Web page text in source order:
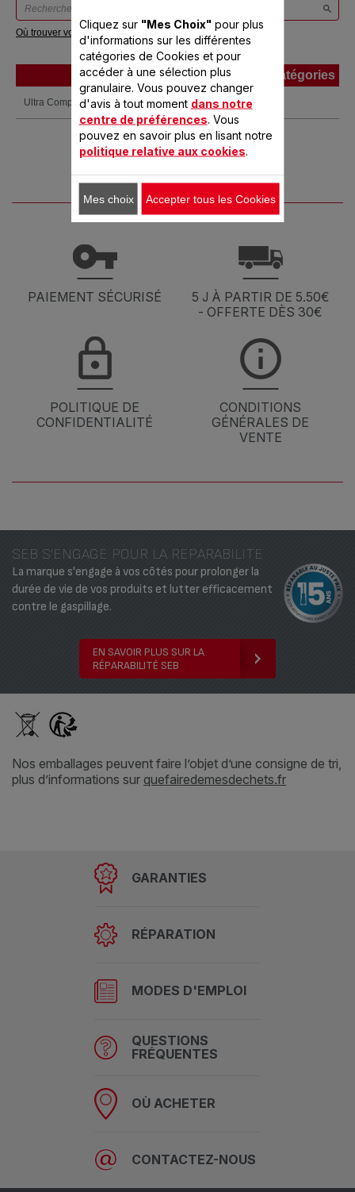
Où trouver votre référence ?
Produits Références
Catégories
Produits
Références
Ultra Compact TL210101
PAIEMENT SÉCURISÉ
5 J À PARTIR DE 5.50€
- OFFERTE DÈS 30€
POLITIQUE DE
CONFIDENTIALITÉ
CONDITIONS
GÉNÉRALES DE
VENTE
SEB S'ENGAGE POUR LA REPARABILITE
La marque s'engage à vos côtés pour prolonger la
durée de vie de vos produits et lutter efficacement
contre le gaspillage.
EN SAVOIR PLUS SUR LA
RÉPARABILITÉ SEB
Nos emballages peuvent faire l’objet d’une consigne de tri,
plus d’informations sur quefairedemesdechets.fr
GARANTIES
RÉPARATION
MODES D'EMPLOI
QUESTIONS
FRÉQUENTES
OÙ ACHETER
CONTACTEZ-NOUS
Cliquez sur "Mes Choix" pour plus
d'informations sur les différentes
catégories de Cookies et pour
accéder à une sélection plus
granulaire. Vous pouvez changer
d'avis à tout moment dans notre
centre de préférences. Vous
pouvez en savoir plus en lisant notre
politique relative aux cookies.
Mes choix Accepter tous les Cookies